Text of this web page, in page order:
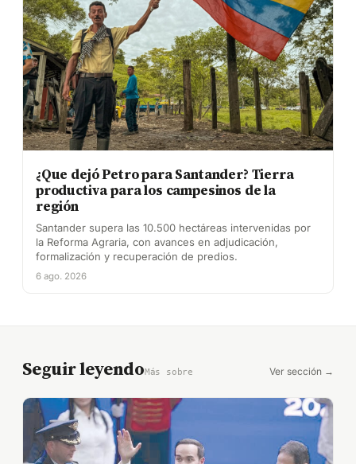
¿Que dejó Petro para Santander? Tierra
productiva para los campesinos de la
región
Santander supera las 10.500 hectáreas intervenidas por
la Reforma Agraria, con avances en adjudicación,
formalización y recuperación de predios.
6 ago. 2026
Seguir leyendoMás sobre Ver sección →